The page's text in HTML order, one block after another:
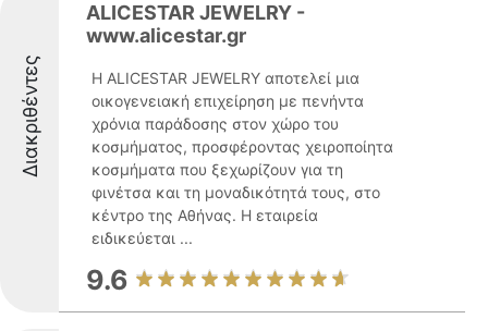
Διακριθέντες
ALICESTAR JEWELRY -
www.alicestar.gr
Η ALICESTAR JEWELRY αποτελεί μια
οικογενειακή επιχείρηση με πενήντα
χρόνια παράδοσης στον χώρο του
κοσμήματος, προσφέροντας χειροποίητα
κοσμήματα που ξεχωρίζουν για τη
φινέτσα και τη μοναδικότητά τους, στο
κέντρο της Αθήνας. Η εταιρεία
ειδικεύεται ...
9.6